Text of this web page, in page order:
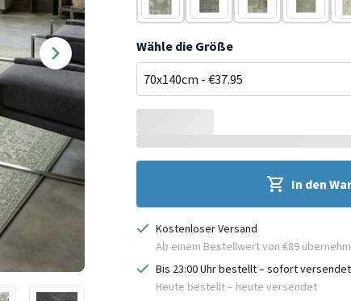
Grün SchwarzSchwarzGrün
Wähle die Größe
In den
Kostenloser Versand
Ab einem Bestellwert von €89
Bis 23:00 Uhr bestellt – sofort
Heute bestellt – heute versendet